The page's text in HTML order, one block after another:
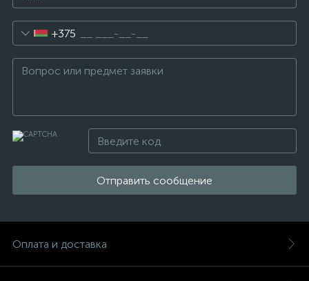
+375
Отправить сообщение
Оплата и доставка